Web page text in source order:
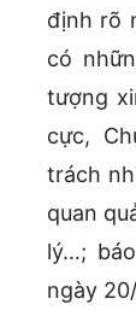
định rõ
có
tượng
cực,
trách
quan
lý…;
ngày